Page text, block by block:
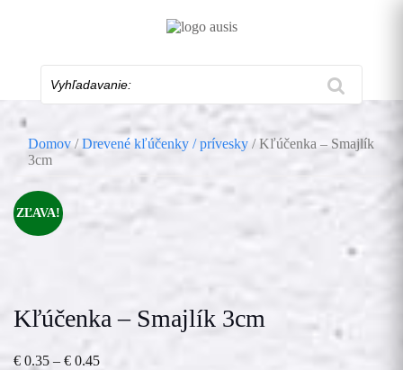
Domov /Drevené kľúčenky / prívesky / Kľúčenka – Smajlík
3cm
ZĽAVA!
Kľúčenka – Smajlík 3cm
€ 0.35 – € 0.45Price